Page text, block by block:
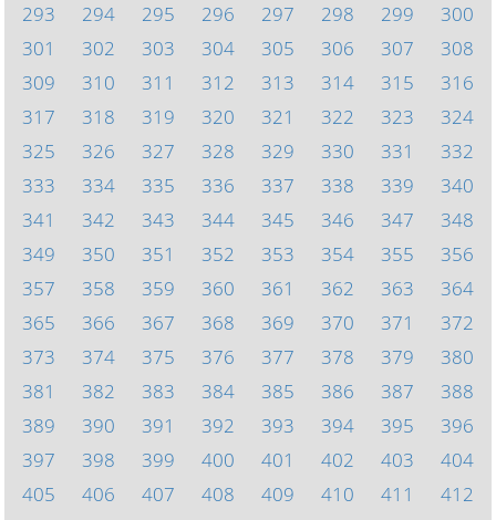
293
294 295 296 297 298 299
300
301
302 303 304 305 306 307
308
309
310 311 312 313 314 315
316
317
318 319 320 321 322 323
324
325
326 327 328 329 330 331
332
333
334 335 336 337 338 339
340
341
342 343 344 345 346 347
348
349
350 351 352 353 354 355
356
357
358 359 360 361 362 363
364
365
366 367 368 369 370 371
372
373
374 375 376 377 378 379
380
381
382 383 384 385 386 387
388
389
390 391 392 393 394 395
396
397
398 399 400 401 402 403
404
405
406 407 408 409 410 411
412